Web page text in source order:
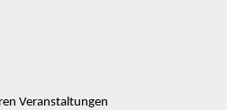
Veranstaltungen